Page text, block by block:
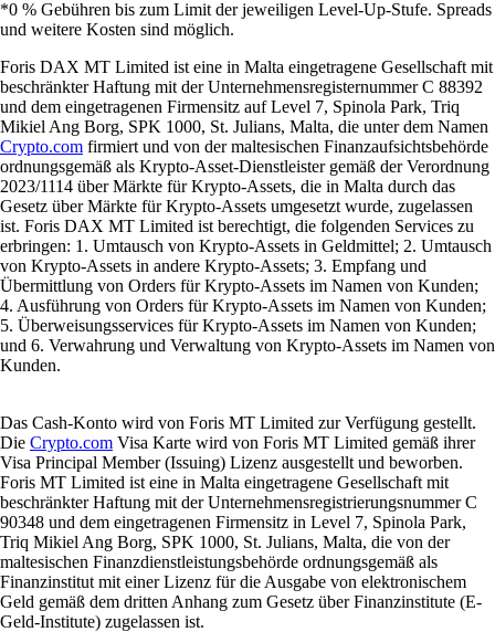
*0 % Gebühren bis zum Limit der jeweiligen Level-Up-Stufe. Spreads
und weitere Kosten sind möglich.
Foris DAX MT Limited ist eine in Malta eingetragene Gesellschaft mit
beschränkter Haftung mit der Unternehmensregisternummer C 88392
und dem eingetragenen Firmensitz auf Level 7, Spinola Park, Triq
Mikiel Ang Borg, SPK 1000, St. Julians, Malta, die unter dem Namen
Crypto.com firmiert und von der maltesischen Finanzaufsichtsbehörde
ordnungsgemäß als Krypto-Asset-Dienstleister gemäß der Verordnung
2023/1114 über Märkte für Krypto-Assets, die in Malta durch das
Gesetz über Märkte für Krypto-Assets umgesetzt wurde, zugelassen
ist. Foris DAX MT Limited ist berechtigt, die folgenden Services zu
erbringen: 1. Umtausch von Krypto-Assets in Geldmittel; 2. Umtausch
von Krypto-Assets in andere Krypto-Assets; 3. Empfang und
Übermittlung von Orders für Krypto-Assets im Namen von Kunden;
4. Ausführung von Orders für Krypto-Assets im Namen von Kunden;
5. Überweisungsservices für Krypto-Assets im Namen von Kunden;
und 6. Verwahrung und Verwaltung von Krypto-Assets im Namen von
Kunden.
Das Cash-Konto wird von Foris MT Limited zur Verfügung gestellt.
Die Crypto.com Visa Karte wird von Foris MT Limited gemäß ihrer
Visa Principal Member (Issuing) Lizenz ausgestellt und beworben.
Foris MT Limited ist eine in Malta eingetragene Gesellschaft mit
beschränkter Haftung mit der Unternehmensregistrierungsnummer C
90348 und dem eingetragenen Firmensitz in Level 7, Spinola Park,
Triq Mikiel Ang Borg, SPK 1000, St. Julians, Malta, die von der
maltesischen Finanzdienstleistungsbehörde ordnungsgemäß als
Finanzinstitut mit einer Lizenz für die Ausgabe von elektronischem
Geld gemäß dem dritten Anhang zum Gesetz über Finanzinstitute (E-
Geld-Institute) zugelassen ist.